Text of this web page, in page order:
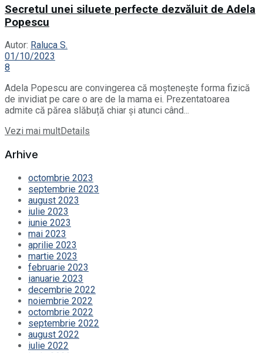
Secretul unei siluete perfecte dezvăluit de Adela
Popescu
Autor: Raluca S.
01/10/2023
8
Adela Popescu are convingerea că moștenește forma fizică
de invidiat pe care o are de la mama ei. Prezentatoarea
admite că părea slăbuță chiar și atunci când...
Vezi mai multDetails
Arhive
octombrie 2023
septembrie 2023
august 2023
iulie 2023
iunie 2023
mai 2023
aprilie 2023
martie 2023
februarie 2023
ianuarie 2023
decembrie 2022
noiembrie 2022
octombrie 2022
septembrie 2022
august 2022
iulie 2022